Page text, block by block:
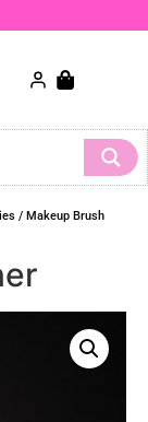
/ Makeup Brush